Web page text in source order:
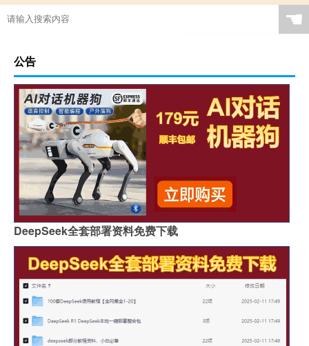
☚
公告
DeepSeek全套部署资料免费下载